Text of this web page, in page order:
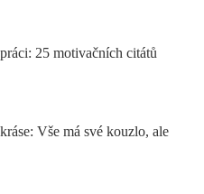
25 motivačních citátů
Vše má své kouzlo, ale